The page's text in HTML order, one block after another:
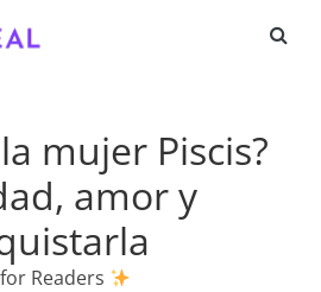
mujer Piscis?
amor y
Readers